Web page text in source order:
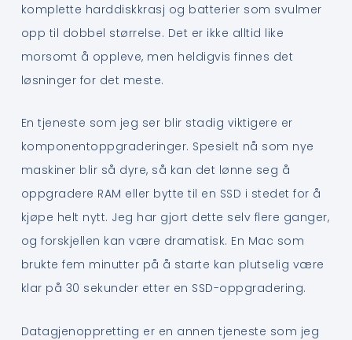
komplette harddiskkrasj og batterier som svulmer
opp til dobbel størrelse. Det er ikke alltid like
morsomt å oppleve, men heldigvis finnes det
løsninger for det meste.
En tjeneste som jeg ser blir stadig viktigere er
komponentoppgraderinger. Spesielt nå som nye
maskiner blir så dyre, så kan det lønne seg å
oppgradere RAM eller bytte til en SSD i stedet for å
kjøpe helt nytt. Jeg har gjort dette selv flere ganger,
og forskjellen kan være dramatisk. En Mac som
brukte fem minutter på å starte kan plutselig være
klar på 30 sekunder etter en SSD-oppgradering.
Datagjenoppretting er en annen tjeneste som jeg